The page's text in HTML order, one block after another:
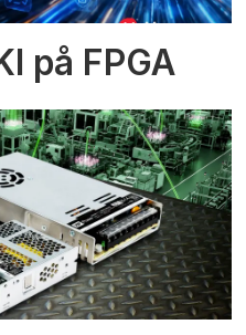
på FPGA